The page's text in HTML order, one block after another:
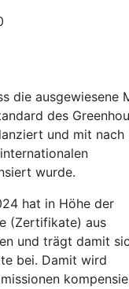
die ausgewiesene
des
und mit nach
wurde.
hat in Höhe der
(Zertifikate) aus
und trägt damit
bei. Damit wird